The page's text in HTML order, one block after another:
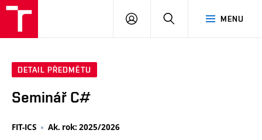
MENU
PŘIHLÁSIT
DETAIL PŘEDMĚTU
Seminář C#
FIT-ICS Ak. rok: 2025/2026